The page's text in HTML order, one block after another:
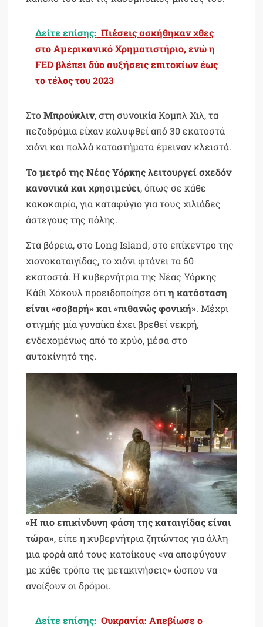
Δείτε επίσης: Πιέσεις ασκήθηκαν χθες
στο Αμερικανικό Χρηματιστήριο, ενώ η
FED βλέπει δύο αυξήσεις επιτοκίων έως
το τέλος του 2023
ΣτοΜπρούκλιν, στη συνοικία Κομπλ Χιλ, τα
πεζοδρόμια είχαν καλυφθεί από 30 εκατοστά
χιόνι και πολλά καταστήματα έμειναν κλειστά.
Το μετρό της Νέας Υόρκης λειτουργεί σχεδόν
κανονικά και χρησιμεύει, όπως σε κάθε
κακοκαιρία, για καταφύγιο για τους χιλιάδες
άστεγους της πόλης.
Στα βόρεια, στο Long Island, στο επίκεντρο της
χιονοκαταιγίδας, το χιόνι φτάνει τα 60
εκατοστά. Η κυβερνήτρια της Νέας Υόρκης
Κάθι Χόκουλ προειδοποίησε ότιη κατάσταση
είναι «σοβαρή» και «πιθανώς φονική». Μέχρι
στιγμής μία γυναίκα έχει βρεθεί νεκρή,
ενδεχομένως από το κρύο, μέσα στο
αυτοκίνητό της.
«Η πιο επικίνδυνη φάση της καταιγίδας είναι
τώρα», είπε η κυβερνήτρια ζητώντας για άλλη
μια φορά από τους κατοίκους «να αποφύγουν
με κάθε τρόπο τις μετακινήσεις» ώσπου να
ανοίξουν οι δρόμοι.
Δείτε επίσης: Ουκρανία: Απεβίωσε ο